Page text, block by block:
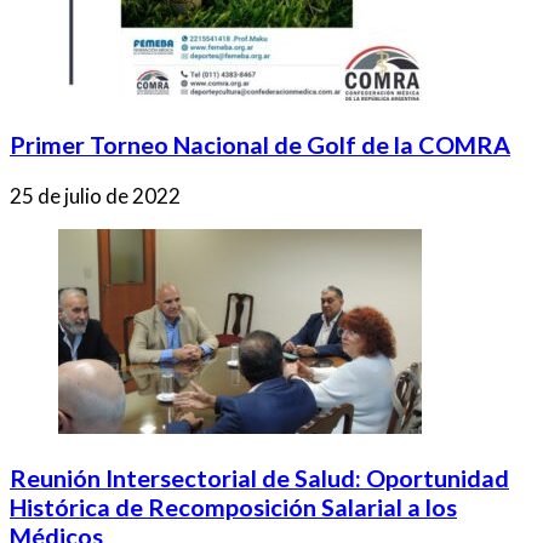
Primer Torneo Nacional de Golf de la COMRA
25 de julio de 2022
Reunión Intersectorial de Salud: Oportunidad
Histórica de Recomposición Salarial a los
Médicos